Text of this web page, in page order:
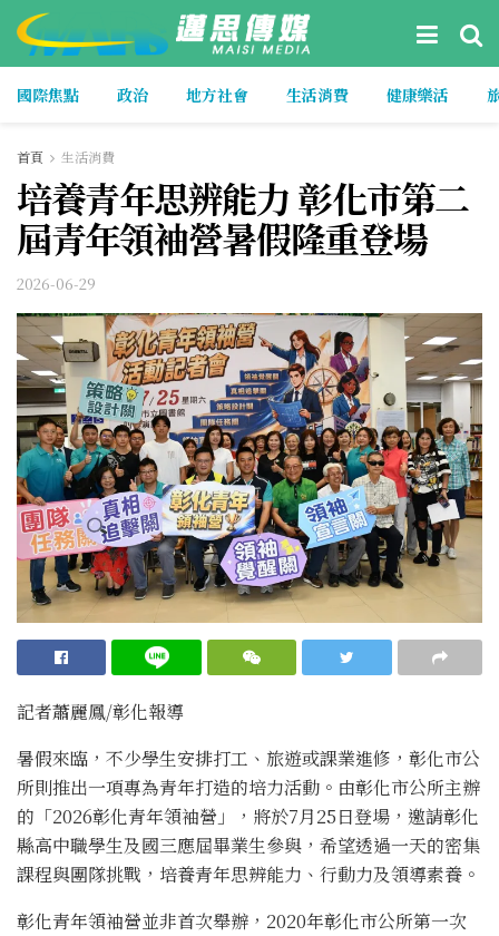
國際焦點 政治 地方社會 生活消費 健康樂活
首頁 生活消費
培養青年思辨能力 彰化市第二
屆青年領袖營暑假隆重登場
2026-06-29
記者蕭麗鳳/彰化報導
暑假來臨，不少學生安排打工、旅遊或課業進修，彰化市公
所則推出一項專為青年打造的培力活動。由彰化市公所主辦
的「2026彰化青年領袖營」，將於7月25日登場，邀請彰化
縣高中職學生及國三應屆畢業生參與，希望透過一天的密集
課程與團隊挑戰，培養青年思辨能力、行動力及領導素養。
彰化青年領袖營並非首次舉辦，2020年彰化市公所第一次